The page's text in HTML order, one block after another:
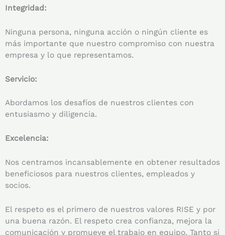
Integridad:
Ninguna persona, ninguna acción o ningún cliente es
más importante que nuestro compromiso con nuestra
empresa y lo que representamos.
Servicio:
Abordamos los desafíos de nuestros clientes con
entusiasmo y diligencia.
Excelencia:
Nos centramos incansablemente en obtener resultados
beneficiosos para nuestros clientes, empleados y
socios.
El respeto es el primero de nuestros valores RISE y por
una buena razón. El respeto crea confianza, mejora la
comunicación y promueve el trabajo en equipo. Tanto si